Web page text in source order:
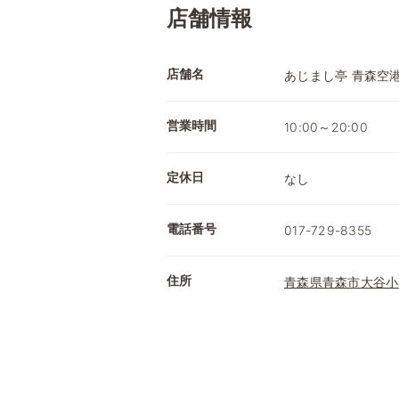
店舗情報
店舗名 あじまし亭 青森空
営業時間 10:00～20:00
定休日 なし
電話番号 017-729-8355
住所 青森県青森市大谷